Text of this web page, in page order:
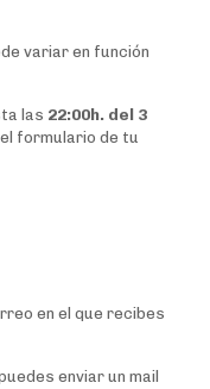
variar en función
las 22:00h. del 3
formulario de tu
en el que recibes
enviar un mail